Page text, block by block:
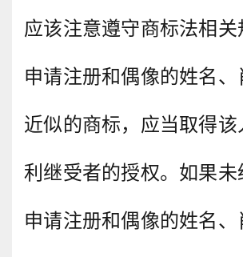
应该注意遵守商标法相
申请注册和偶像的姓名
近似的商标，应当取得该
利继受者的授权。如果未
申请注册和偶像的姓名